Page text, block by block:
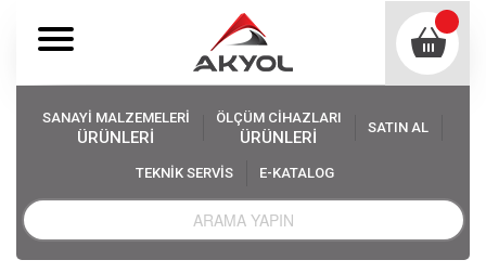
SANAYİ MALZEMELERİ
ÜRÜNLERİ
ÖLÇÜM CİHAZLARI
ÜRÜNLERİ
SATIN AL
TEKNİK SERVİS E-KATALOG
Akyol
Ölçüm Cihazları
Kumpas Mikrometre, Diğer Ölçü Aletleri
Mikrometre Çeşitleri
İnsize 3203-150A Mekanik Mikrometre 125-150mm